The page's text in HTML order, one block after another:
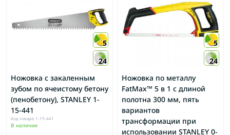
5
24
Ножовка с закаленным
зубом по ячеистому бетону
(пенобетону), STANLEY 1-
15-441
Код товара: 1-15-441
В наличии
5
24
Ножовка по металлу
FatMax™ 5 в 1 с длиной
полотна 300 мм, пять
вариантов
трансформации при
использовании STANLEY 0-